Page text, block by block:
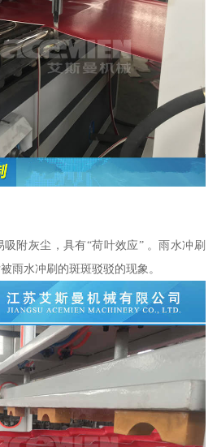
附灰尘，具有“荷叶效应” 。雨水冲刷
雨水冲刷的斑斑驳驳的现象。